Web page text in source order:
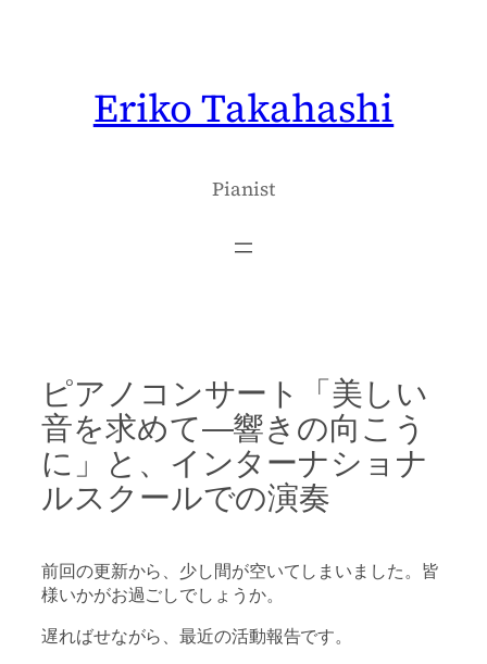
Eriko Takahashi
Pianist
ピアノコンサート「美しい
音を求めて―響きの向こう
に」と、インターナショナ
ルスクールでの演奏
前回の更新から、少し間が空いてしまいました。皆
様いかがお過ごしでしょうか。
遅ればせながら、最近の活動報告です。